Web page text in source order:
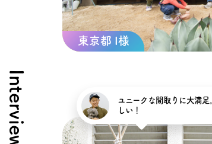
東京都 I様
Interview
ユニークな間取りに大満
しい！